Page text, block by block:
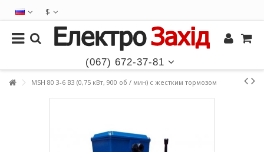
$
(067) 672-37-81
MSH 80 3-6 B3 (0,75 кВт, 900 об / мин) с жестким тормозом